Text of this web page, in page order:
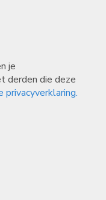
je
derden die deze
privacyverklaring.